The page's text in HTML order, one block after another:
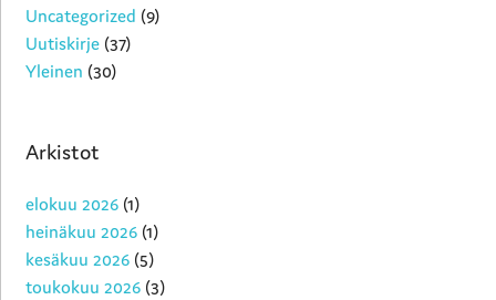
Uncategorized (9)
Uutiskirje (37)
Yleinen (30)
Arkistot
elokuu 2026 (1)
heinäkuu 2026 (1)
kesäkuu 2026 (5)
toukokuu 2026 (3)